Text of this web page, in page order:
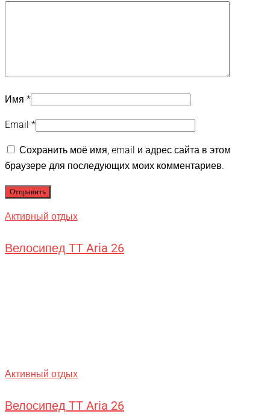
Имя *
Email *
Сохранить моё имя, email и адрес сайта в этом
браузере для последующих моих комментариев.
Активный отдых
Велосипед TT Aria 26
Активный отдых
Велосипед TT Aria 26